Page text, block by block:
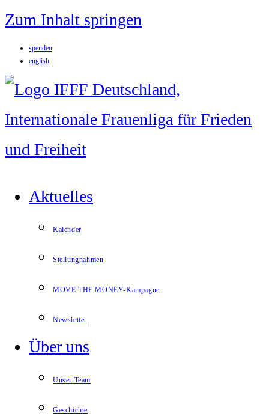
Zum Inhalt springen
spenden
english
Aktuelles
Kalender
Stellungnahmen
MOVE THE MONEY-Kampagne
Newsletter
Über uns
Unser Team
Geschichte